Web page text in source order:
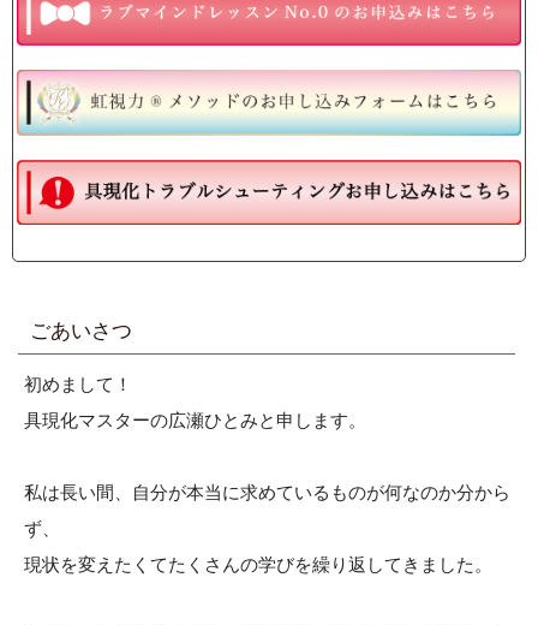
ごあいさつ
初めまして！
具現化マスターの広瀬ひとみと申します。
私は長い間、自分が本当に求めているものが何なのか分から
ず、
現状を変えたくてたくさんの学びを繰り返してきました。